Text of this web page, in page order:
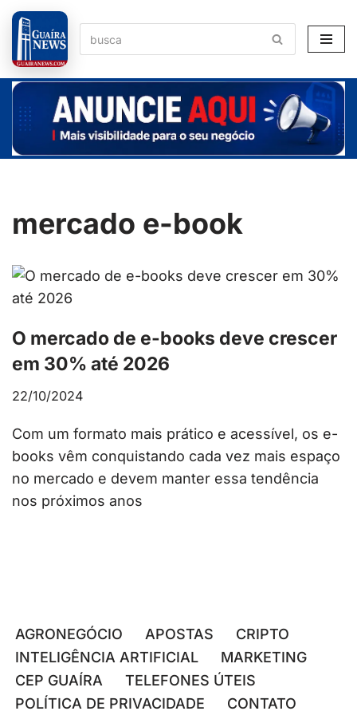
Pular
para
o
conteúdo
mercado e-book
O mercado de e-books deve crescer
em 30% até 2026
22/10/2024
Com um formato mais prático e acessível, os e-
books vêm conquistando cada vez mais espaço
no mercado e devem manter essa tendência
nos próximos anos
AGRONEGÓCIO APOSTAS
CRIPTO
INTELIGÊNCIA ARTIFICIAL
MARKETING
CEP GUAÍRA
TELEFONES ÚTEIS
POLÍTICA DE PRIVACIDADE
CONTATO